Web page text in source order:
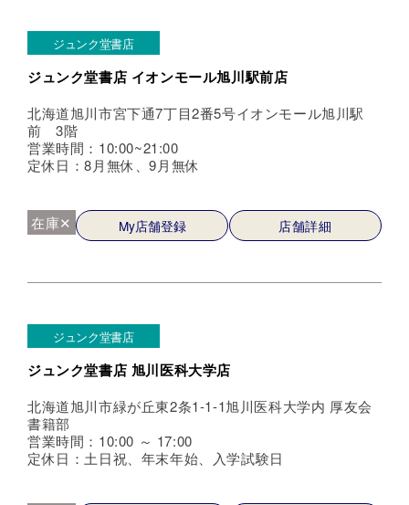
ジュンク堂書店
ジュンク堂書店 イオンモール旭川駅前店
北海道旭川市宮下通7丁目2番5号イオンモール旭川駅
前 3階
営業時間：10:00~21:00
定休日：8月無休、9月無休
在庫✕ My店舗登録 店舗詳細
ジュンク堂書店
ジュンク堂書店 旭川医科大学店
北海道旭川市緑が丘東2条1-1-1旭川医科大学内 厚友会
書籍部
営業時間：10:00 ～ 17:00
定休日：土日祝、年末年始、入学試験日